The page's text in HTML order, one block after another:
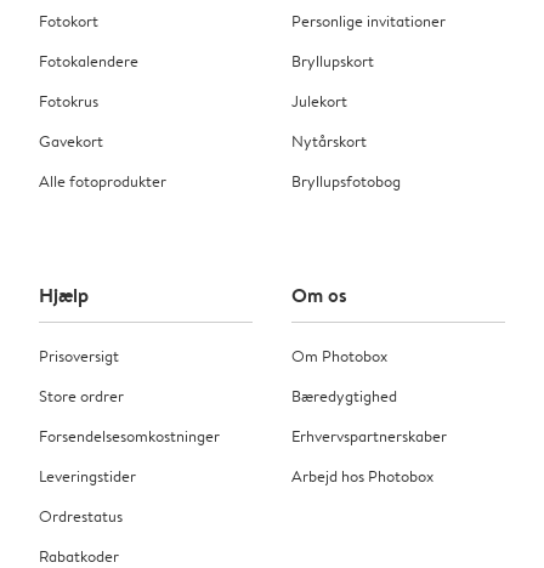
Fotokort
Fotokalendere
Fotokrus
Gavekort
Alle fotoprodukter
Personlige invitationer
Bryllupskort
Julekort
Nytårskort
Bryllupsfotobog
Hjælp
Prisoversigt
Store ordrer
Forsendelsesomkostninger
Leveringstider
Ordrestatus
Rabatkoder
Om os
Om Photobox
Bæredygtighed
Erhvervspartnerskaber
Arbejd hos Photobox